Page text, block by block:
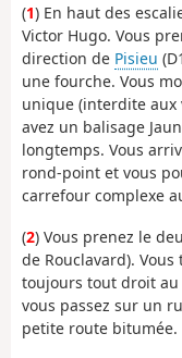
(1) En haut des
Victor Hugo. Vous
direction de Pisieu
une fourche. Vous
unique (interdite aux
avez un balisage
longtemps. Vous
rond-point et vous
carrefour complexe
(2) Vous prenez le
de Rouclavard).
toujours tout droit
vous passez sur un
petite route bitumée.